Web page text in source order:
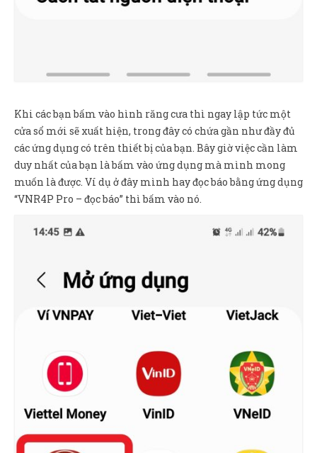
Khi các bạn bấm vào hình răng cưa thì ngay lập tức một
cửa sổ mới sẽ xuất hiện, trong đây có chứa gần như đầy đủ
các ứng dụng có trên thiết bị của bạn. Bây giờ việc cần làm
duy nhất của bạn là bấm vào ứng dụng mà mình mong
muốn là được. Ví dụ ở đây mình hay đọc báo bằng ứng dụng
“VNR4P Pro – đọc báo” thì bấm vào nó.